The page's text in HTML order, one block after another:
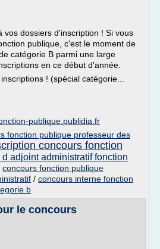
vos dossiers d'inscription ! Si vous
publique, c'est le moment de
catégorie B parmi une large
en ce début d'année.
! (spécial catégorie...
publique.publidia.fr
fonction publique professeur des
concours fonction
adjoint administratif fonction
concours fonction publique
/ concours interne fonction
b
le concours